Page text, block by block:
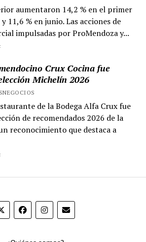
aumentaron 14,2 % en el primer
11,6 % en junio. Las acciones de
impulsadas por ProMendoza y...
Crux Cocina fue
Michelín 2026
de la Bodega Alfa Crux fue
de recomendados 2026 de la
reconocimiento que destaca a